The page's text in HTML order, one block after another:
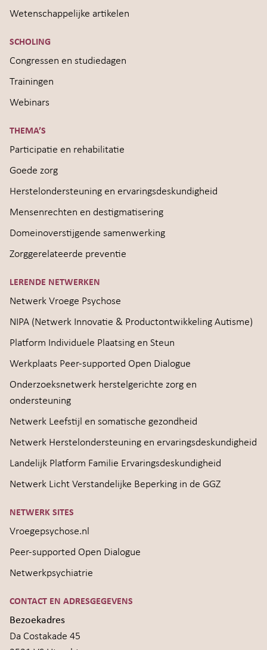
Wetenschappelijke artikelen
SCHOLING
Congressen en studiedagen
Trainingen
Webinars
THEMA’S
Participatie en rehabilitatie
Goede zorg
Herstelondersteuning en ervaringsdeskundigheid
Mensenrechten en destigmatisering
Domeinoverstijgende samenwerking
Zorggerelateerde preventie
LERENDE NETWERKEN
Netwerk Vroege Psychose
NIPA (Netwerk Innovatie & Productontwikkeling Autisme)
Platform Individuele Plaatsing en Steun
Werkplaats Peer-supported Open Dialogue
Onderzoeksnetwerk herstelgerichte zorg en
ondersteuning
Netwerk Leefstijl en somatische gezondheid
Netwerk Herstelondersteuning en ervaringsdeskundigheid
Landelijk Platform Familie Ervaringsdeskundigheid
Netwerk Licht Verstandelijke Beperking in de GGZ
NETWERK SITES
Vroegepsychose.nl
Peer-supported Open Dialogue
Netwerkpsychiatrie
CONTACT EN ADRESGEGEVENS
Bezoekadres
Da Costakade 45